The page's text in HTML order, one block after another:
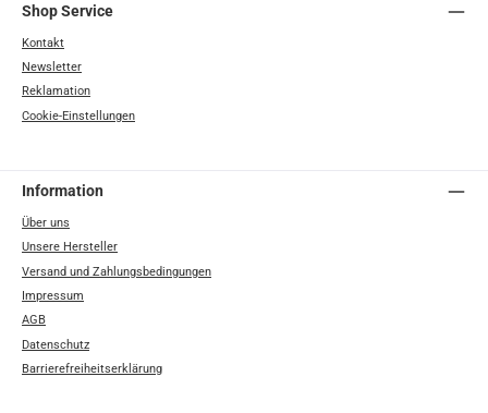
Shop Service
Kontakt
Newsletter
Reklamation
Cookie-Einstellungen
Information
Über uns
Unsere Hersteller
Versand und Zahlungsbedingungen
Impressum
AGB
Datenschutz
Barrierefreiheitserklärung